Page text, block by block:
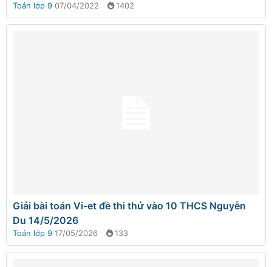
Toán lớp 9 07/04/2022 1402
Giải bài toán Vi-et đề thi thử vào 10 THCS Nguyễn
Du 14/5/2026
Toán lớp 9 17/05/2026 133